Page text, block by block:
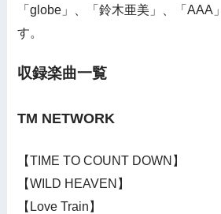
「globe」、「鈴木亜美」、「AAA
す。
収録楽曲一覧
TM NETWORK
【TIME TO COUNT DOWN】
【WILD HEAVEN】
【Love Train】